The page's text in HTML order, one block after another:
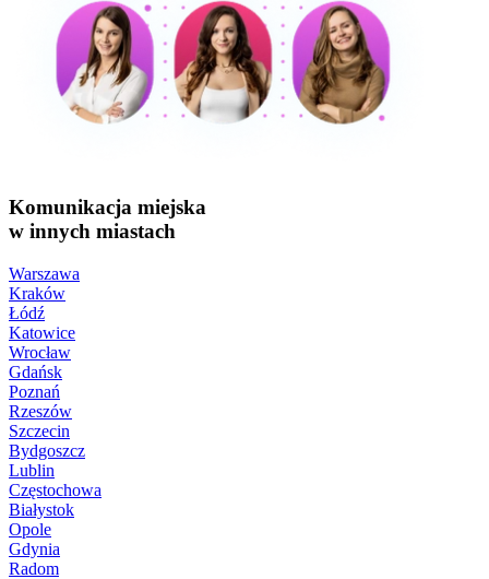
Komunikacja miejska
w innych miastach
Warszawa
Kraków
Łódź
Katowice
Wrocław
Gdańsk
Poznań
Rzeszów
Szczecin
Bydgoszcz
Lublin
Częstochowa
Białystok
Opole
Gdynia
Radom